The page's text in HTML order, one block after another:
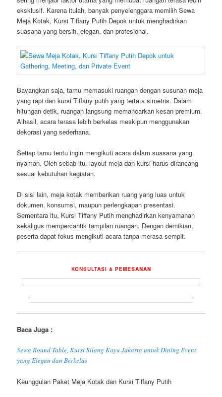
eksklusif. Karena itulah, banyak penyelenggara memilih Sewa
Meja Kotak, Kursi Tiffany Putih Depok untuk menghadirkan
suasana yang bersih, elegan, dan profesional.
Bayangkan saja, tamu memasuki ruangan dengan susunan meja
yang rapi dan kursi Tiffany putih yang tertata simetris. Dalam
hitungan detik, ruangan langsung memancarkan kesan premium.
Alhasil, acara terasa lebih berkelas meskipun menggunakan
dekorasi yang sederhana.
Setiap tamu tentu ingin mengikuti acara dalam suasana yang
nyaman. Oleh sebab itu, layout meja dan kursi harus dirancang
sesuai kebutuhan kegiatan.
Di sisi lain, meja kotak memberikan ruang yang luas untuk
dokumen, konsumsi, maupun perlengkapan presentasi.
Sementara itu, Kursi Tiffany Putih menghadirkan kenyamanan
sekaligus mempercantik tampilan ruangan. Dengan demikian,
peserta dapat fokus mengikuti acara tanpa merasa sempit.
KONSULTASI & PEMESANAN
Baca Juga :
Sewa Round Table, Kursi Silang Kayu Jakarta untuk Dining Event
yang Elegan dan Berkelas
Keunggulan Paket Meja Kotak dan Kursi Tiffany Putih